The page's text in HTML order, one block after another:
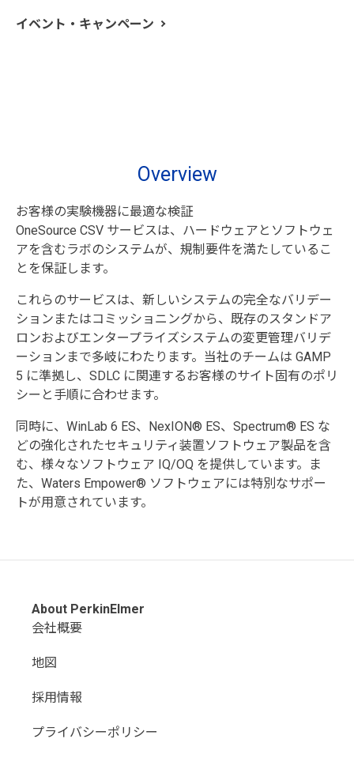
イベント・キャンペーン
の要件を常に満たし、高度なデータの完全性を確保しな
Overview
お客様の実験機器に最適な検証
OneSource CSV サービスは、ハードウェアとソフトウェ
アを含むラボのシステムが、規制要件を満たしているこ
とを保証します。
これらのサービスは、新しいシステムの完全なバリデー
ションまたはコミッショニングから、既存のスタンドア
ロンおよびエンタープライズシステムの変更管理バリデ
ーションまで多岐にわたります。当社のチームは GAMP
5 に準拠し、SDLC に関連するお客様のサイト固有のポリ
シーと手順に合わせます。
同時に、WinLab 6 ES、NexION® ES、Spectrum® ES な
どの強化されたセキュリティ装置ソフトウェア製品を含
む、様々なソフトウェア IQ/OQ を提供しています。ま
た、Waters Empower® ソフトウェアには特別なサポー
トが用意されています。
About PerkinElmer
会社概要
地図
採用情報
プライバシーポリシー